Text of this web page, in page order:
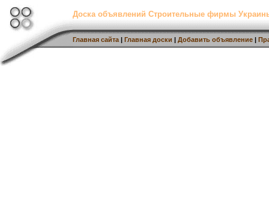
Доска объявлений Строительные фирмы
Главная сайта | Главная доски | Добавить объявление |